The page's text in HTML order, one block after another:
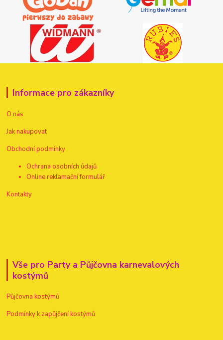
Informace pro zákazníky
O nás
Jak nakupovat
Obchodní podmínky
Ochrana osobních údajů
Online reklamační formulář
Kontakty
Vše pro Party a Půjčovna karnevalových
kostýmů
Půjčovna kostýmů
Podmínky k zapůjčení kostýmů